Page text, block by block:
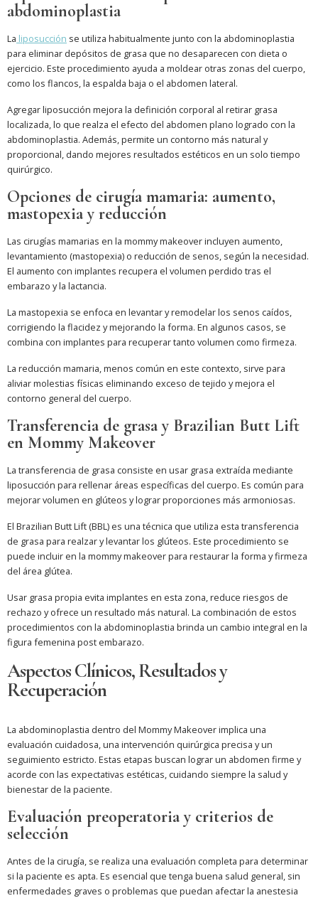
abdominoplastia
La liposucción se utiliza habitualmente junto con la abdominoplastia
para eliminar depósitos de grasa que no desaparecen con dieta o
ejercicio. Este procedimiento ayuda a moldear otras zonas del cuerpo,
como los flancos, la espalda baja o el abdomen lateral.
Agregar liposucción mejora la definición corporal al retirar grasa
localizada, lo que realza el efecto del abdomen plano logrado con la
abdominoplastia. Además, permite un contorno más natural y
proporcional, dando mejores resultados estéticos en un solo tiempo
quirúrgico.
Opciones de cirugía mamaria: aumento,
mastopexia y reducción
Las cirugías mamarias en la mommy makeover incluyen aumento,
levantamiento (mastopexia) o reducción de senos, según la necesidad.
El aumento con implantes recupera el volumen perdido tras el
embarazo y la lactancia.
La mastopexia se enfoca en levantar y remodelar los senos caídos,
corrigiendo la flacidez y mejorando la forma. En algunos casos, se
combina con implantes para recuperar tanto volumen como firmeza.
La reducción mamaria, menos común en este contexto, sirve para
aliviar molestias físicas eliminando exceso de tejido y mejora el
contorno general del cuerpo.
Transferencia de grasa y Brazilian Butt Lift
en Mommy Makeover
La transferencia de grasa consiste en usar grasa extraída mediante
liposucción para rellenar áreas específicas del cuerpo. Es común para
mejorar volumen en glúteos y lograr proporciones más armoniosas.
El Brazilian Butt Lift (BBL) es una técnica que utiliza esta transferencia
de grasa para realzar y levantar los glúteos. Este procedimiento se
puede incluir en la mommy makeover para restaurar la forma y firmeza
del área glútea.
Usar grasa propia evita implantes en esta zona, reduce riesgos de
rechazo y ofrece un resultado más natural. La combinación de estos
procedimientos con la abdominoplastia brinda un cambio integral en la
figura femenina post embarazo.
Aspectos Clínicos, Resultados y
Recuperación
La abdominoplastia dentro del Mommy Makeover implica una
evaluación cuidadosa, una intervención quirúrgica precisa y un
seguimiento estricto. Estas etapas buscan lograr un abdomen firme y
acorde con las expectativas estéticas, cuidando siempre la salud y
bienestar de la paciente.
Evaluación preoperatoria y criterios de
selección
Antes de la cirugía, se realiza una evaluación completa para determinar
si la paciente es apta. Es esencial que tenga buena salud general, sin
enfermedades graves o problemas que puedan afectar la anestesia